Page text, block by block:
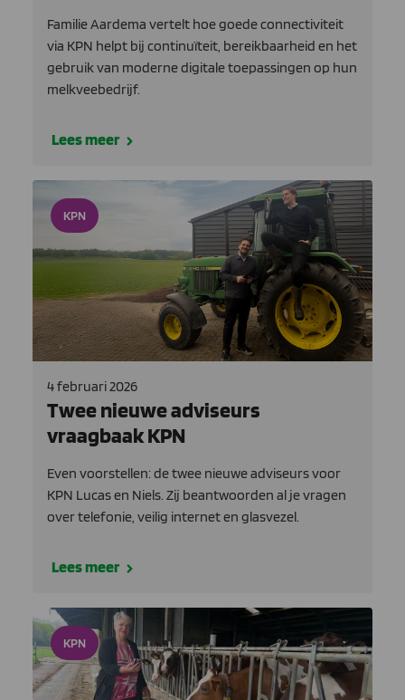
Familie Aardema vertelt hoe goede connectiviteit
via KPN helpt bij continuïteit, bereikbaarheid en het
gebruik van moderne digitale toepassingen op hun
melkveebedrijf.
Lees meer
KPN
4 februari 2026
Twee nieuwe adviseurs
vraagbaak KPN
Even voorstellen: de twee nieuwe adviseurs voor
KPN Lucas en Niels. Zij beantwoorden al je vragen
over telefonie, veilig internet en glasvezel.
Lees meer
KPN